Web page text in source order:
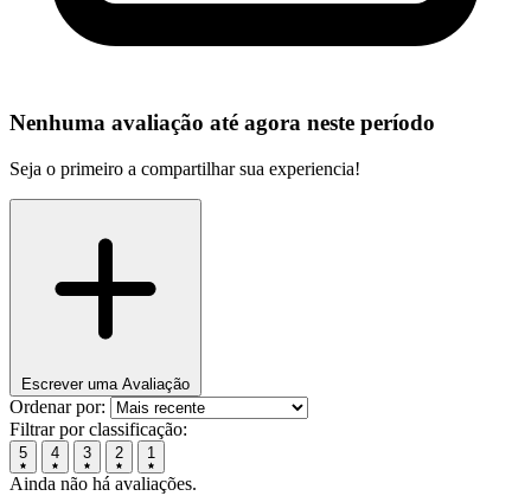
Nenhuma avaliação até agora neste período
Seja o primeiro a compartilhar sua experiencia!
Escrever uma Avaliação
Ordenar por:
Filtrar por classificação:
5 4 3 2 1
Ainda não há avaliações.